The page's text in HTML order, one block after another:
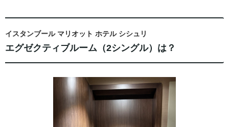
イスタンブール マリオット ホテル シシュリ
エグゼクティブルーム（2シングル）は？